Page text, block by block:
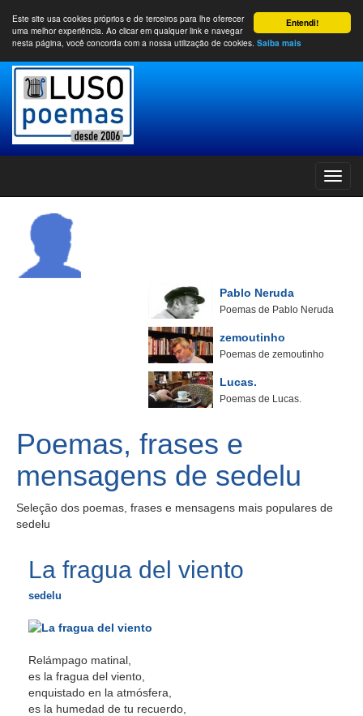
Entendi!
Este site usa cookies próprios e de terceiros para lhe oferecer
uma melhor experiência. Ao clicar em qualquer link e navegar
nesta página, você concorda com a nossa utilização de cookies. Saiba mais
Pablo Neruda
Poemas de Pablo Neruda
zemoutinho
Poemas de zemoutinho
Lucas.
Poemas de Lucas.
Poemas, frases e
mensagens de sedelu
Seleção dos poemas, frases e mensagens mais populares de
sedelu
La fragua del viento
sedelu
Relámpago matinal,
es la fragua del viento,
enquistado en la atmósfera,
es la humedad de tu recuerdo,